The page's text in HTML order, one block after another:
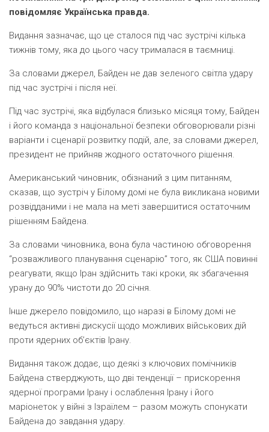
повідомляє Українська правда.
Видання зазначає, що це сталося під час зустрічі кілька
тижнів тому, яка до цього часу трималася в таємниці.
За словами джерел, Байден не дав зеленого світла удару
під час зустрічі і після неї.
Під час зустрічі, яка відбулася близько місяця тому, Байден
і його команда з національної безпеки обговорювали різні
варіанти і сценарії розвитку подій, але, за словами джерел,
президент не прийняв жодного остаточного рішення.
Американський чиновник, обізнаний з цим питанням,
сказав, що зустріч у Білому домі не була викликана новими
розвідданими і не мала на меті завершитися остаточним
рішенням Байдена.
За словами чиновника, вона була частиною обговорення
“розважливого планування сценарію” того, як США повинні
реагувати, якщо Іран здійснить такі кроки, як збагачення
урану до 90% чистоти до 20 січня.
Інше джерело повідомило, що наразі в Білому домі не
ведуться активні дискусії щодо можливих військових дій
проти ядерних об’єктів Ірану.
Видання також додає, що деякі з ключових помічників
Байдена стверджують, що дві тенденції – прискорення
ядерної програми Ірану і ослаблення Ірану і його
маріонеток у війні з Ізраїлем – разом можуть спонукати
Байдена до завдання удару.